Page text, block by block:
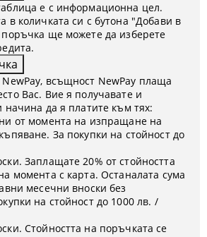
е с информационна цел.
в количката си с бутона "Добави в
ще можете да изберете
всъщност NewPay плаща
Вас. Вие я получавате и
начина да я платите към тях:
от момента на изпращане на
За покупки на стойност до
Заплащате 20% от стойността
момента с карта. Останалата сума
месечни вноски без
на стойност до 1000 лв. /
Стойността на поръчката се